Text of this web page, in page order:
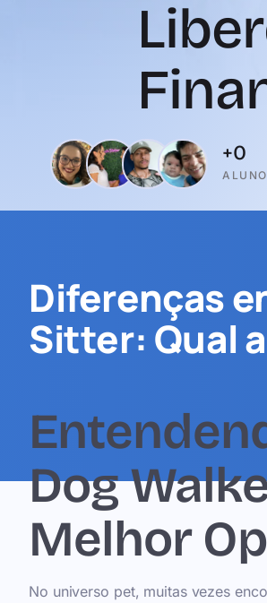
+0
Diferenças
Sitter: Qual
Dog
Melhor
No universo pet, muitas vezes